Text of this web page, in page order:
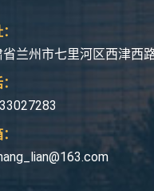
省兰州市七里河区西津西